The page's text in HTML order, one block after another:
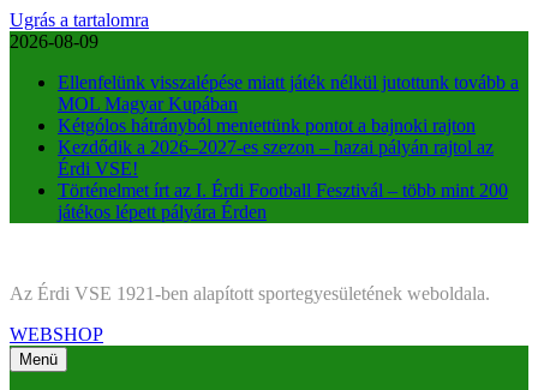
Ugrás a tartalomra
2026-08-09
Ellenfelünk visszalépése miatt játék nélkül jutottunk tovább a
MOL Magyar Kupában
Kétgólos hátrányból mentettünk pontot a bajnoki rajton
Kezdődik a 2026–2027-es szezon – hazai pályán rajtol az
Érdi VSE!
Történelmet írt az I. Érdi Football Fesztivál – több mint 200
játékos lépett pályára Érden
Az Érdi VSE 1921-ben alapított sportegyesületének weboldala.
WEBSHOP
Menü